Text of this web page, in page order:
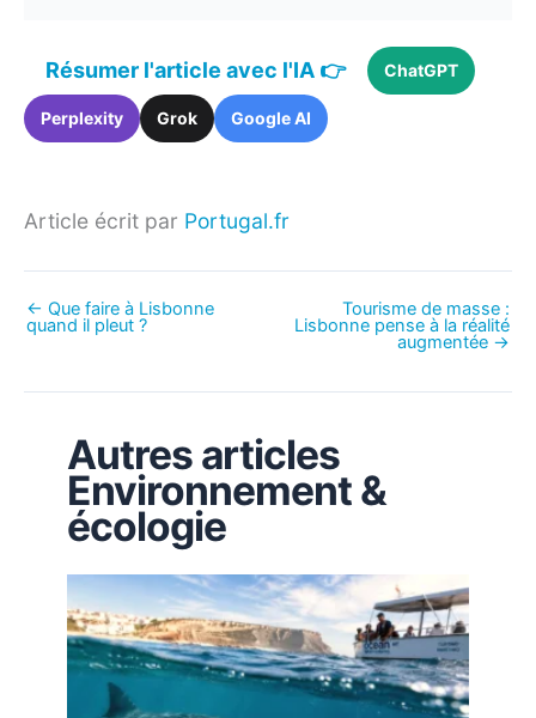
Résumer l'article avec l'IA 👉 ChatGPT
Perplexity Grok Google AI
Article écrit par Portugal.fr
← Que faire à Lisbonne
quand il pleut ?
Tourisme de masse :
Lisbonne pense à la réalité
augmentée →
Autres articles
Environnement &
écologie